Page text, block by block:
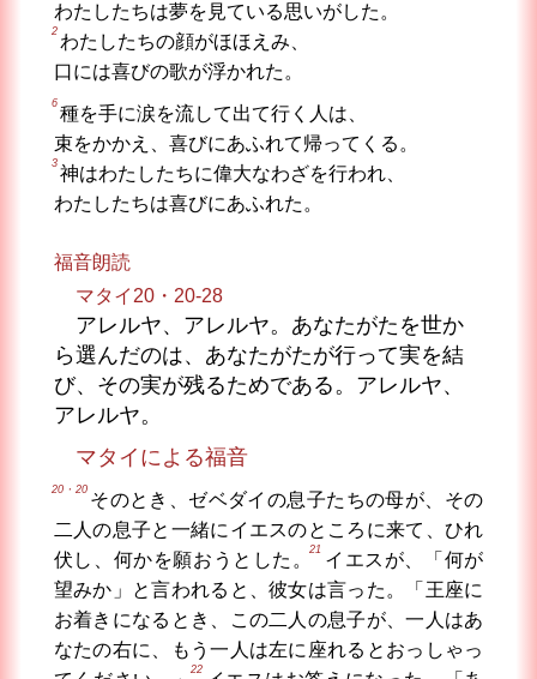
わたしたちは夢を見ている思いがした。
2
わたしたちの顔がほほえみ、
口には喜びの歌が浮かれた。
6
種を手に涙を流して出て行く人は、
束をかかえ、喜びにあふれて帰ってくる。
3
神はわたしたちに偉大なわざを行われ、
わたしたちは喜びにあふれた。
福音朗読
マタイ20・20-28
アレルヤ、アレルヤ。あなたがたを世か
ら選んだのは、あなたがたが行って実を結
び、その実が残るためである。アレルヤ、
アレルヤ。
マタイによる福音
20・20
そのとき、ゼベダイの息子たちの母が、その
二人の息子と一緒にイエスのところに来て、ひれ
伏し、何かを願おうとした。
21
イエスが、「何が
望みか」と言われると、彼女は言った。「王座に
お着きになるとき、この二人の息子が、一人はあ
なたの右に、もう一人は左に座れるとおっしゃっ
22